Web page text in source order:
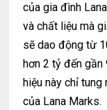
của gia đình
và chất liệu mà
sẽ dao động từ
hơn 2 tỷ đến
hiệu này chỉ
của Lana Marks.